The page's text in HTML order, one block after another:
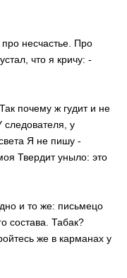
несчастье. Про
что я кричу: -
почему ж гудит и не
у
Я не пишу -
Твердит уныло: это
и то же: письмецо
состава. Табак?
же в карманах у